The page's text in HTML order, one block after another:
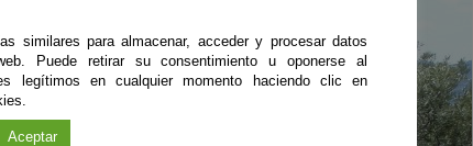
similares para almacenar, acceder y procesar datos
Puede retirar su consentimiento u oponerse al
legítimos en cualquier momento haciendo clic en
Aceptar